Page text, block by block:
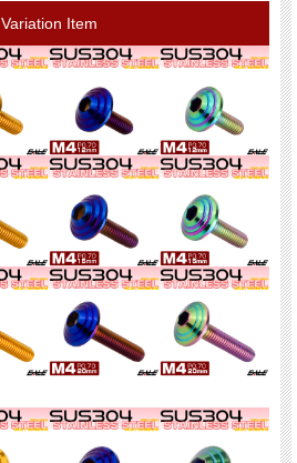
Variation Item